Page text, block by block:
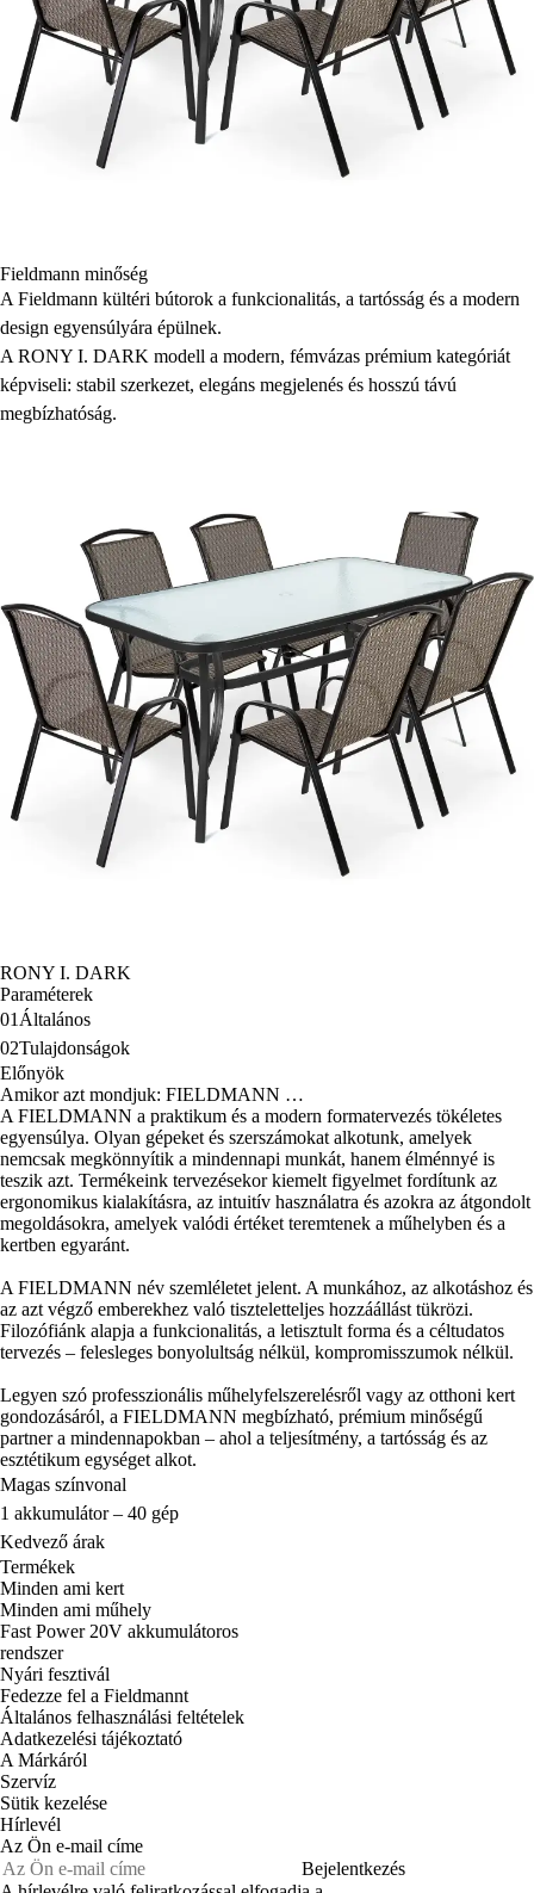
Fieldmann minőség
A Fieldmann kültéri bútorok a funkcionalitás, a tartósság és a modern
design egyensúlyára épülnek.
A RONY I. DARK modell a modern, fémvázas prémium kategóriát
képviseli: stabil szerkezet, elegáns megjelenés és hosszú távú
megbízhatóság.
RONY I. DARK
Paraméterek
01 Általános
02Tulajdonságok
Előnyök
Amikor azt mondjuk: FIELDMANN …
A FIELDMANN a praktikum és a modern formatervezés tökéletes
egyensúlya. Olyan gépeket és szerszámokat alkotunk, amelyek
nemcsak megkönnyítik a mindennapi munkát, hanem élménnyé is
teszik azt. Termékeink tervezésekor kiemelt figyelmet fordítunk az
ergonomikus kialakításra, az intuitív használatra és azokra az átgondolt
megoldásokra, amelyek valódi értéket teremtenek a műhelyben és a
kertben egyaránt.
A FIELDMANN név szemléletet jelent. A munkához, az alkotáshoz és
az azt végző emberekhez való tiszteletteljes hozzáállást tükrözi.
Filozófiánk alapja a funkcionalitás, a letisztult forma és a céltudatos
tervezés – felesleges bonyolultság nélkül, kompromisszumok nélkül.
Legyen szó professzionális műhelyfelszerelésről vagy az otthoni kert
gondozásáról, a FIELDMANN megbízható, prémium minőségű
partner a mindennapokban – ahol a teljesítmény, a tartósság és az
esztétikum egységet alkot.
Magas színvonal
1 akkumulátor – 40 gép
Kedvező árak
Termékek
Minden ami kert
Minden ami műhely
Fast Power 20V akkumulátoros
rendszer
Nyári fesztivál
Fedezze fel a Fieldmannt
Általános felhasználási feltételek
Adatkezelési tájékoztató
A Márkáról
Szervíz
Sütik kezelése
Hírlevél
Az Ön e-mail címe
Bejelentkezés